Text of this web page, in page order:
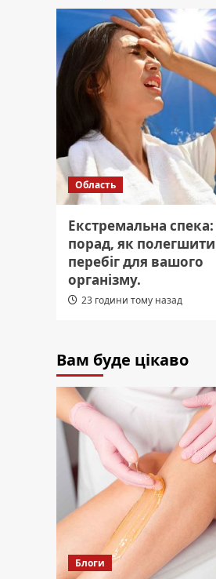
Область
Екстремальна спека:
порад, як полегшити
перебіг для вашого
організму.
23 години тому назад
Вам буде цікаво
Блоги